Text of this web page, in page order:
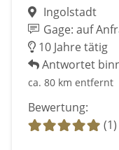
Ingolstadt
Gage: auf
10 Jahre tätig
Antwortet
ca. 80 km entfernt
Bewertung:
(1)